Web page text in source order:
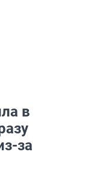
в
за